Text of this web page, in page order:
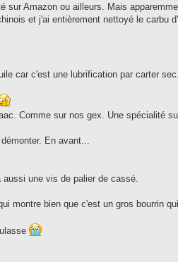
sur Amazon ou ailleurs. Mais
et j'ai entièrement nettoyé le carbu
car c'est une lubrification par carter sec.
Comme sur nos gex. Une spécialité
En avant...
une vis de palier de cassé.
montre bien que c'est un gros bourrin